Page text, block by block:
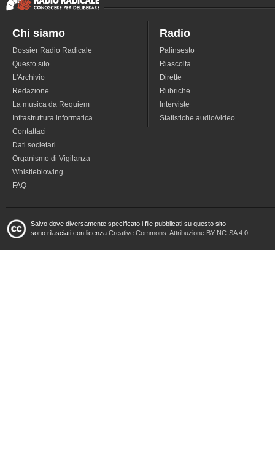
Chi siamo
Dossier Radio Radicale
Questo sito
L'Archivio
Redazione
La musica da Requiem
Infrastruttura informatica
Contattaci
Dati societari
Organismo di Vigilanza
Whistleblowing
FAQ
Radio
Palinsesto
Riascolta
Dirette
Rubriche
Interviste
Statistiche audio/video
Salvo dove diversamente specificato i file pubblicati su questo sito
sono rilasciati con licenza Creative Commons: Attribuzione BY-NC-SA 4.0